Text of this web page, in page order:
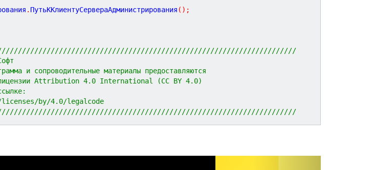
. ПутьККлиентуСервераАдминистрирования ( ) ;
и сопроводительные материалы предоставляются
лицензии Attribution 4.0 International (CC BY 4.0)
by/4.0/legalcode